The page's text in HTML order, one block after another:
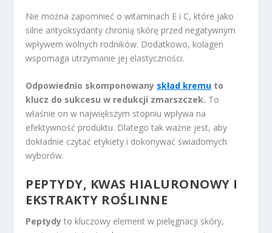
Nie można zapomnieć o witaminach E i C, które jako
silne antyoksydanty chronią skórę przed negatywnym
wpływem wolnych rodników. Dodatkowo, kolagen
wspomaga utrzymanie jej elastyczności.
Odpowiednio skomponowany skład kremu to
klucz do sukcesu w redukcji zmarszczek. To
właśnie on w największym stopniu wpływa na
efektywność produktu. Dlatego tak ważne jest, aby
dokładnie czytać etykiety i dokonywać świadomych
wyborów.
PEPTYDY, KWAS HIALURONOWY I
EKSTRAKTY ROŚLINNE
Peptydy to kluczowy element w pielęgnacji skóry,